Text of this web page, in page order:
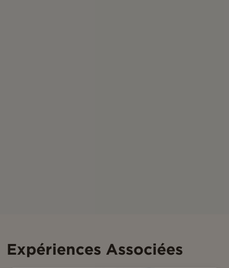
Expériences Associées